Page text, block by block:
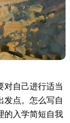
对自己进行适当
发点。怎么写自
的入学简短自我